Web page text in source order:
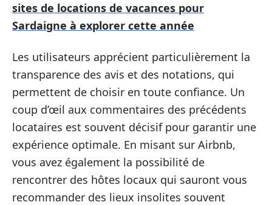
sites de locations de vacances pour
Sardaigne à explorer cette année
Les utilisateurs apprécient particulièrement la
transparence des avis et des notations, qui
permettent de choisir en toute confiance. Un
coup d’œil aux commentaires des précédents
locataires est souvent décisif pour garantir une
expérience optimale. En misant sur Airbnb,
vous avez également la possibilité de
rencontrer des hôtes locaux qui sauront vous
recommander des lieux insolites souvent